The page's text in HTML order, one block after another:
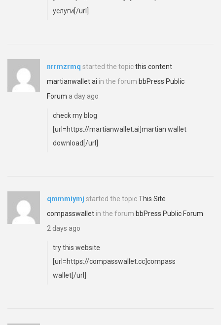
услуги[/url]
nrrmzrmq started the topicthis content
martianwallet ai in the forum bbPress Public
Forum a day ago
check my blog
[url=https://martianwallet.ai]martian wallet
download[/url]
qmmmiymj started the topicThis Site
compasswallet in the forum bbPress Public Forum
2 days ago
try this website
[url=https://compasswallet.cc]compass
wallet[/url]